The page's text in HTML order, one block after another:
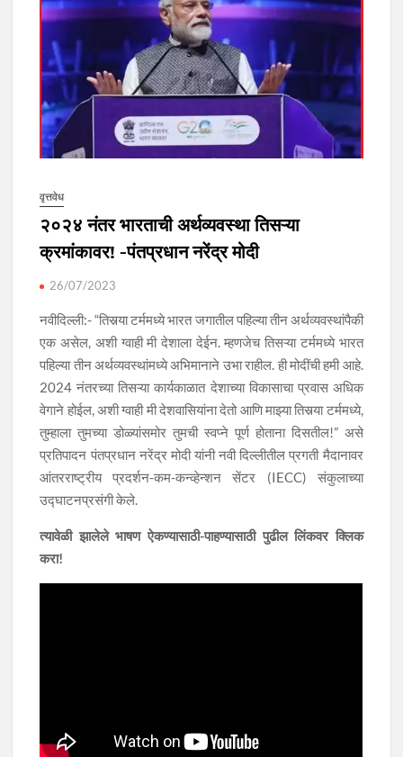
वृत्तवेध
२०२४ नंतर भारताची अर्थव्यवस्था तिसऱ्या
क्रमांकावर! -पंतप्रधान नरेंद्र मोदी
26/07/2023
नवीदिल्ली:- “तिसर्‍या टर्ममध्ये भारत जगातील पहिल्या तीन अर्थव्यवस्थांपैकी
एक असेल, अशी ग्वाही मी देशाला देईन. म्हणजेच तिसऱ्या टर्ममध्ये भारत
पहिल्या तीन अर्थव्यवस्थांमध्ये अभिमानाने उभा राहील. ही मोदींची हमी आहे.
2024 नंतरच्या तिसऱ्या कार्यकाळात देशाच्या विकासाचा प्रवास अधिक
वेगाने होईल, अशी ग्वाही मी देशवासियांना देतो आणि माझ्या तिसर्‍या टर्ममध्ये,
तुम्हाला तुमच्या डोळ्यांसमोर तुमची स्वप्ने पूर्ण होताना दिसतील!” असे
प्रतिपादन पंतप्रधान नरेंद्र मोदी यांनी नवी दिल्लीतील प्रगती मैदानावर
आंतरराष्ट्रीय प्रदर्शन-कम-कन्व्हेन्शन सेंटर (IECC) संकुलाच्या
उद्घाटनप्रसंगी केले.
त्यावेळी झालेले भाषण ऐकण्यासाठी-पाहण्यासाठी पुढील लिंकवर क्लिक
करा!